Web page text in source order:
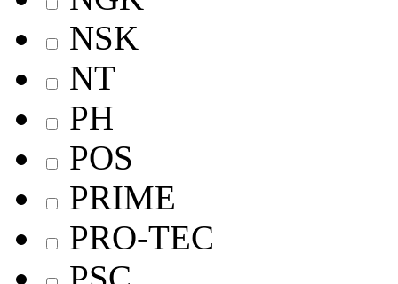
NSK
NT
PH
POS
PRIME
PRO-TEC